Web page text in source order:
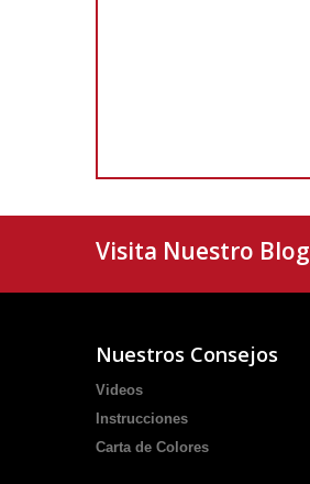
Visita Nuestro Blog
Nuestros Consejos
Videos
Instrucciones
Carta de Colores